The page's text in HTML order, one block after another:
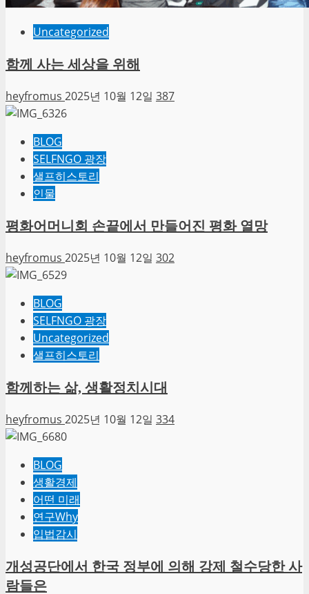
Uncategorized
함께 사는 세상을 위해
heyfromus 2025년 10월 12일 387
BLOG
SELFNGO 광장
샐프히스토리
인물
평화어머니회 손끝에서 만들어진 평화 열망
heyfromus 2025년 10월 12일 302
BLOG
SELFNGO 광장
Uncategorized
샐프히스토리
함께하는 삶, 생활정치시대
heyfromus 2025년 10월 12일 334
BLOG
생활경제
어떤 미래
연구Why
입법감시
개성공단에서 한국 정부에 의해 강제 철수당한 사
람들은